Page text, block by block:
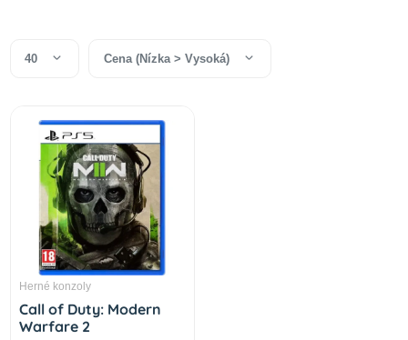
40 Cena (Nízka > Vysoká)
Herné konzoly
Call of Duty: Modern
Warfare 2